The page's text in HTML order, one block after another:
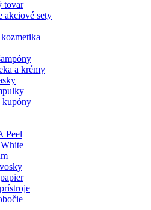
tovar
akciové sety
a krémy
kupóny
Peel